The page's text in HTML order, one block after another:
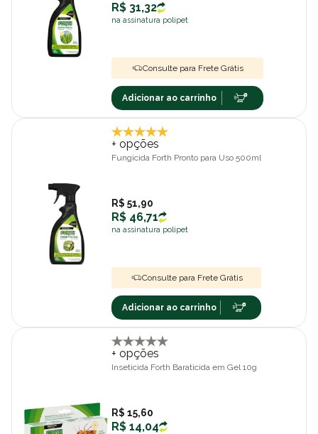
R$ 31,32
na assinatura polipet
Consulte para Frete Grátis
Adicionar ao carrinho
+ opções
Fungicida Forth Pronto para Uso 500ml
R$ 51,90
R$ 46,71
na assinatura polipet
Consulte para Frete Grátis
Adicionar ao carrinho
+ opções
Inseticida Forth Baraticida em Gel 10g
R$ 15,60
R$ 14,04